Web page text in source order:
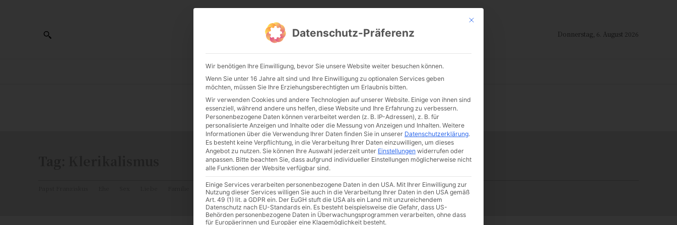
CATHWALK.DE Donnerstag, 6. August 2026
ALTE MESSE GLAUBE KULTUR FRÖMMIGKEIT TRADITION
Katholizismus Franziskus 50 Jahre Humanae vitae Katholische Kirche
Mit diesem Button wird der Dialog geschlossen. Seine Funktionalität ist
Datenschutz-Präferenz
Wir benötigen Ihre Einwilligung, bevor Sie unsere Website weiter besuchen können.
Wenn Sie unter 16 Jahre alt sind und Ihre Einwilligung zu optionalen Services geben
möchten, müssen Sie Ihre Erziehungsberechtigten um Erlaubnis bitten.
Wir verwenden Cookies und andere Technologien auf unserer Website. Einige von ihnen sind
essenziell, während andere uns helfen, diese Website und Ihre Erfahrung zu verbessern.
Personenbezogene Daten können verarbeitet werden (z. B. IP-Adressen), z. B. für
personalisierte Anzeigen und Inhalte oder die Messung von Anzeigen und Inhalten. Weitere
Informationen über die Verwendung Ihrer Daten finden Sie in unserer Datenschutzerklärung.
Es besteht keine Verpflichtung, in die Verarbeitung Ihrer Daten einzuwilligen, um dieses
Angebot zu nutzen. Sie können Ihre Auswahl jederzeit unter Einstellungen widerrufen oder
anpassen. Bitte beachten Sie, dass aufgrund individueller Einstellungen möglicherweise nicht
alle Funktionen der Website verfügbar sind.
Einige Services verarbeiten personenbezogene Daten in den USA. Mit Ihrer Einwilligung zur
Nutzung dieser Services willigen Sie auch in die Verarbeitung Ihrer Daten in den USA gemäß
Art. 49 (1) lit. a GDPR ein. Der EuGH stuft die USA als ein Land mit unzureichendem
Datenschutz nach EU-Standards ein. Es besteht beispielsweise die Gefahr, dass US-
Behörden personenbezogene Daten in Überwachungsprogrammen verarbeiten, ohne dass
für Europäerinnen und Europäer eine Klagemöglichkeit besteht.